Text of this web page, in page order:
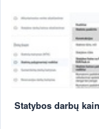
Statybos darbų